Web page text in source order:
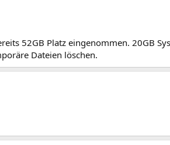
52GB Platz eingenommen. 20GB
Dateien löschen.